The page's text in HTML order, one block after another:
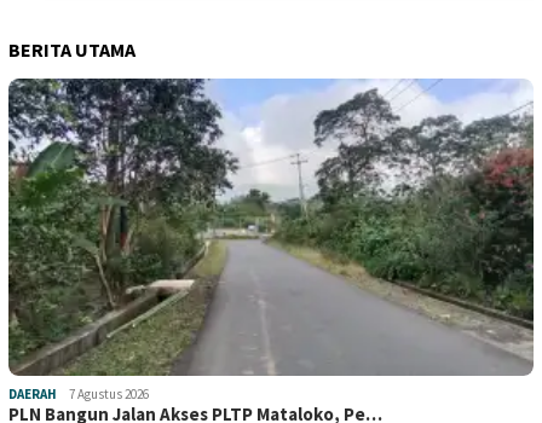
BERITA UTAMA
DAERAH 7 Agustus 2026
PLN Bangun Jalan Akses PLTP Mataloko, Pe…